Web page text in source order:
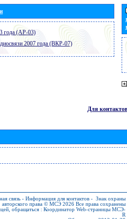
года (АР-03)
2007 года (ВКР-07)
Для контактов
связь - Информация для контактов - Знак охраны
авторского права © МСЭ 2026 Все права сохранены
обращаться : Координатор Web-страницы МСЭ-
R